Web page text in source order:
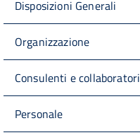
Disposizioni Generali
Organizzazione
Consulenti e collaboratori
Personale